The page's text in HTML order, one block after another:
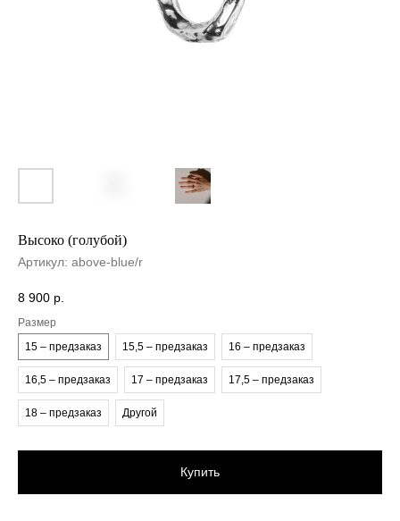
Высоко (голубой)
Артикул: above-blue/r
8 900 р.
Размер
15 – предзаказ
15,5 – предзаказ 16 – предзаказ
16,5 – предзаказ 17 – предзаказ 17,5 – предзаказ
18 – предзаказ Другой
Купить